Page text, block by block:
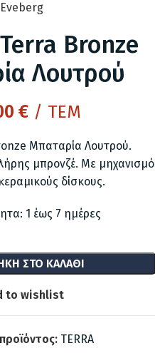
Eveberg
Bronze
Λουτρού
€ / ΤΕΜ
Μπαταρία Λουτρού.
μπρονζέ. Με μηχανισμό
δίσκους.
1 έως 7 ημέρες
ΣΤΟ ΚΑΛΆΘΙ
to wishlist
TERRA